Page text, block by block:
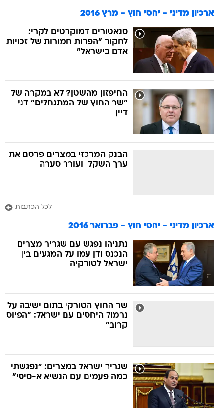
ארכיון מדיני - יחסי חוץ - מרץ 2016
סנאטורים דמוקרטים לקרי:
לחקור "הפרות חמורות של זכויות
אדם בישראל"
החיפזון מהשטן? לא במקרה של
"שר החוץ של המתנחלים" דני
דיין
הבנק המרכזי במצרים פרסם את
ערך השקל  ועורר סערה
לכל הכתבות
ארכיון מדיני - יחסי חוץ - פברואר 2016
נתניהו נפגש עם שגריר מצרים
הנכנס ודן עמו על המגעים בין
ישראל לטורקיה
שר החוץ הטורקי בתום ישיבה על
נרמול היחסים עם ישראל: "הפיוס
קרוב"
שגריר ישראל במצרים: "נפגשתי
כמה פעמים עם הנשיא א-סיסי"